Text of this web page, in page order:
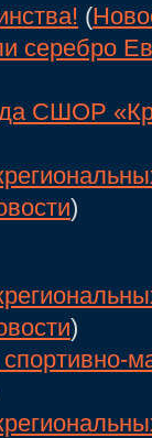
(
серебро
СШОР
)
)